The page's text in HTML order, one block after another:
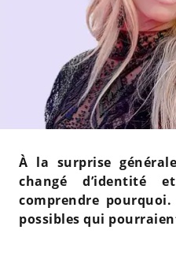
À la surprise
changé d’identité
comprendre
possibles qui